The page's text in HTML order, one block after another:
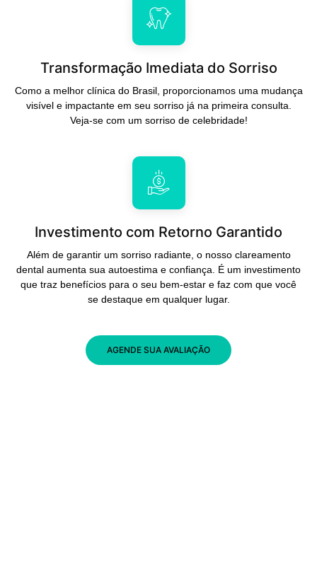
Transformação Imediata do Sorriso
Como a melhor clínica do Brasil, proporcionamos uma mudança
visível e impactante em seu sorriso já na primeira consulta.
Veja-se com um sorriso de celebridade!
Investimento com Retorno Garantido
Além de garantir um sorriso radiante, o nosso clareamento
dental aumenta sua autoestima e confiança. É um investimento
que traz benefícios para o seu bem-estar e faz com que você
se destaque em qualquer lugar.
AGENDE SUA AVALIAÇÃO